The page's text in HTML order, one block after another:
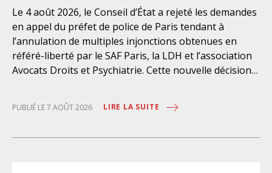
Le 4 août 2026, le Conseil d’État a rejeté les demandes
en appel du préfet de police de Paris tendant à
l’annulation de multiples injonctions obtenues en
référé-liberté par le SAF Paris, la LDH et l’association
Avocats Droits et Psychiatrie. Cette nouvelle décision
personnes retenues à l’infirmerie psychiatrique de la
préfecture de police de Paris. Près d’ici mais loin des
PUBLIÉ LE 7 AOÛT 2026 LIRE LA SUITE